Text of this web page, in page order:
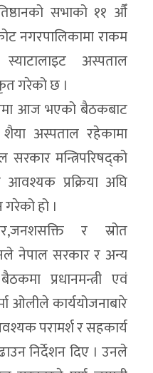
सभाको ११ औँ
राकम
अस्पताल
गरेको छ ।
आज भएको बैठकबाट
अस्पताल रहेकामा
सरकार मन्त्रिपरिषद्को
आवश्यक प्रक्रिया अघि
हो ।
र स्रोत
नेपाल सरकार र अन्य
प्रधानमन्त्री एवं
ओलीले कार्ययोजनाबारे
परामर्श र सहकार्य
निर्देशन दिए । उनले